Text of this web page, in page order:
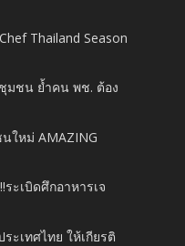
Thailand Season
มชน ย้ำคน พช. ต้อง
นใหม่ AMAZING
ระเบิดศึกอาหารเจ
ะเทศไทย ให้เกียรติ